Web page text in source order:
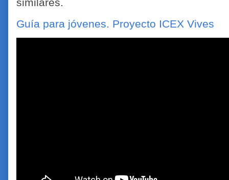
Guía para jóvenes. Proyecto ICEX Vives